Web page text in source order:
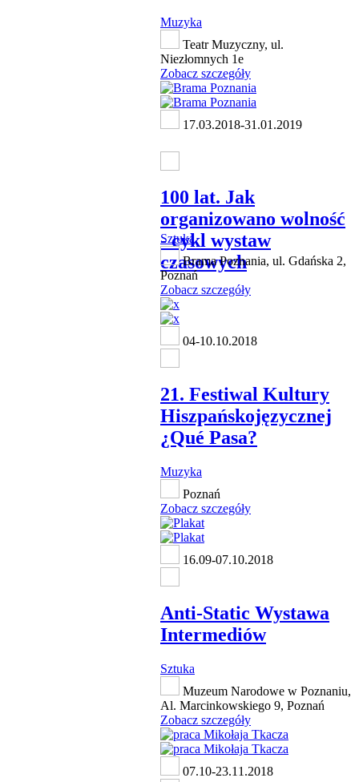
Muzyka
Teatr Muzyczny, ul.
Niezłomnych 1e
Zobacz szczegóły
17.03.2018-31.01.2019
100 lat. Jak
organizowano wolność
- cykl wystaw
czasowych
Sztuka
Brama Poznania, ul. Gdańska 2,
Poznań
Zobacz szczegóły
04-10.10.2018
21. Festiwal Kultury
Hiszpańskojęzycznej
¿Qué Pasa?
Muzyka
Poznań
Zobacz szczegóły
16.09-07.10.2018
Anti-Static Wystawa
Intermediów
Sztuka
Muzeum Narodowe w Poznaniu,
Al. Marcinkowskiego 9, Poznań
Zobacz szczegóły
07.10-23.11.2018